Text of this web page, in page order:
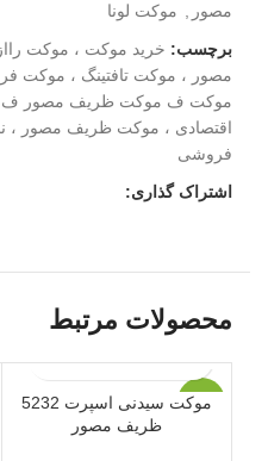
مصور
موکت لونا
برچسب: خرید موکت ، موکت
مصور ، موکت تافتینگ ، موکت
موکت ف موکت ظریف مصور ف
اقتصادی ، موکت ظریف مصور ،
فروشی
اشتراک گذاری:
محصولات مرتبط
-3%
موکت سیدنی اسپرت 5232
ظریف مصور